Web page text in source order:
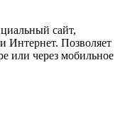
сайт,
Интернет. Позволяет
или через мобильное